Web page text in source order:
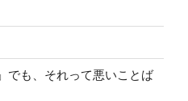
でも、それって悪いことば